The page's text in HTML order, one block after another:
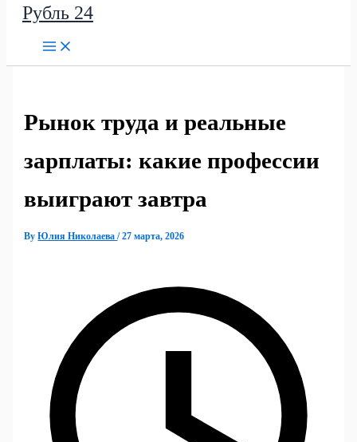
Рубль 24
Рынок труда и реальные
зарплаты: какие профессии
выиграют завтра
ByЮлия Николаева/27 марта, 2026